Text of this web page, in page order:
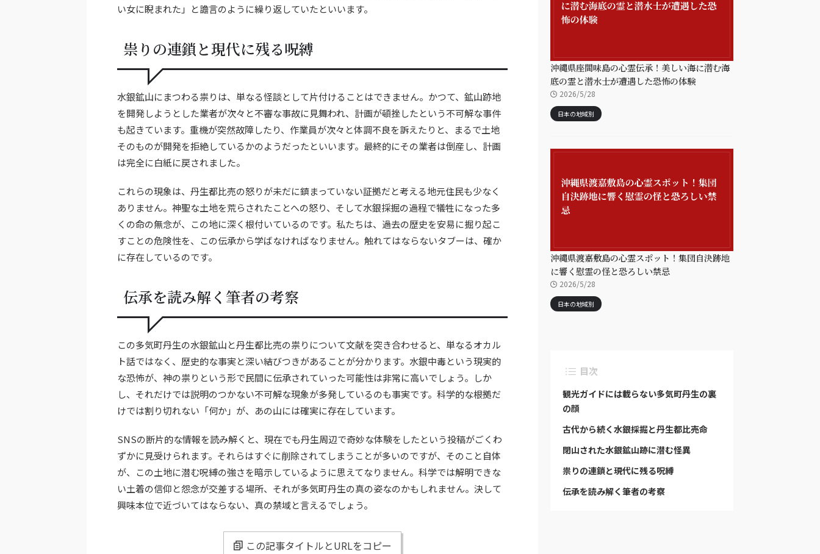
い女に睨まれた」と譫言のように繰り返していたといいます。
祟りの連鎖と現代に残る呪縛
水銀鉱山にまつわる祟りは、単なる怪談として片付けることはできません。かつて、鉱山跡地
を開発しようとした業者が次々と不審な事故に見舞われ、計画が頓挫したという不可解な事件
も起きています。重機が突然故障したり、作業員が次々と体調不良を訴えたりと、まるで土地
そのものが開発を拒絶しているかのようだったといいます。最終的にその業者は倒産し、計画
は完全に白紙に戻されました。
これらの現象は、丹生都比売の怒りが未だに鎮まっていない証拠だと考える地元住民も少なく
ありません。神聖な土地を荒らされたことへの怒り、そして水銀採掘の過程で犠牲になった多
くの命の無念が、この地に深く根付いているのです。私たちは、過去の歴史を安易に掘り起こ
すことの危険性を、この伝承から学ばなければなりません。触れてはならないタブーは、確か
に存在しているのです。
伝承を読み解く筆者の考察
この多気町丹生の水銀鉱山と丹生都比売の祟りについて文献を突き合わせると、単なるオカル
ト話ではなく、歴史的な事実と深い結びつきがあることが分かります。水銀中毒という現実的
な恐怖が、神の祟りという形で民間に伝承されていった可能性は非常に高いでしょう。しか
し、それだけでは説明のつかない不可解な現象が多発しているのも事実です。科学的な根拠だ
けでは割り切れない「何か」が、あの山には確実に存在しています。
SNSの断片的な情報を読み解くと、現在でも丹生周辺で奇妙な体験をしたという投稿がごくわ
ずかに見受けられます。それらはすぐに削除されてしまうことが多いのですが、そのこと自体
が、この土地に潜む呪縛の強さを暗示しているように思えてなりません。科学では解明できな
い土着の信仰と怨念が交差する場所、それが多気町丹生の真の姿なのかもしれません。決して
興味本位で近づいてはならない、真の禁域と言えるでしょう。
この記事タイトルとURLをコピー
沖縄県座間味島の心霊伝承！美しい海に潜む海
底の霊と潜水士が遭遇した恐怖の体験
2026/5/28
日本の地域別
沖縄県渡嘉敷島の心霊スポット！集団自決跡地
に響く慰霊の怪と恐ろしい禁忌
2026/5/28
日本の地域別
目次
観光ガイドには載らない多気町丹生の裏
の顔
古代から続く水銀採掘と丹生都比売命
閉山された水銀鉱山跡に潜む怪異
祟りの連鎖と現代に残る呪縛
伝承を読み解く筆者の考察